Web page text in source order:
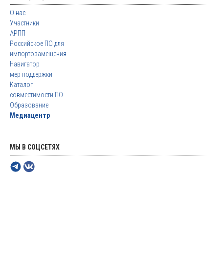
О нас
Участники
АРПП
Российское ПО для
импортозамещения
Навигатор
мер поддержки
Каталог
совместимости ПО
Образование
Медиацентр
МЫ В СОЦСЕТЯХ